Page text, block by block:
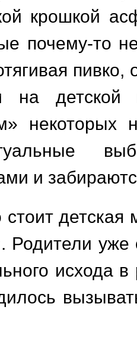
крошкой
почему-то
на детской
некоторых
и
детская
уже
исхода в